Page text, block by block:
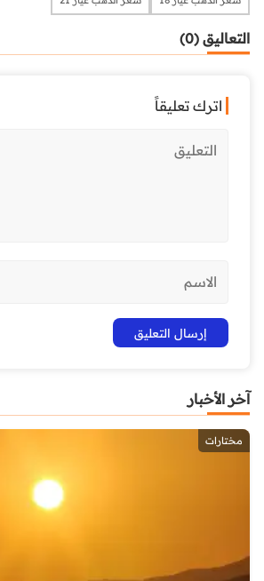
التعاليق (0)
اترك تعليقاً
آخر الأخبار
مختارات